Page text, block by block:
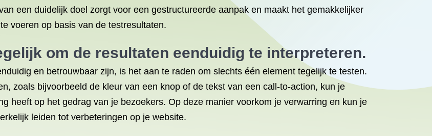
een duidelijk doel zorgt voor een gestructureerde aanpak en maakt het gemakkelijker
voeren op basis van de testresultaten.
om de resultaten eenduidig te interpreteren.
en betrouwbaar zijn, is het aan te raden om slechts één element tegelijk te testen.
zoals bijvoorbeeld de kleur van een knop of de tekst van een call-to-action, kun je
heeft op het gedrag van je bezoekers. Op deze manier voorkom je verwarring en kun je
leiden tot verbeteringen op je website.